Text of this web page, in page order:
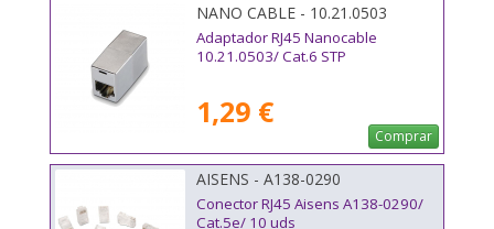
NANO CABLE - 10.21.0503
Adaptador RJ45 Nanocable
10.21.0503/ Cat.6 STP
1,29 €
Comprar
AISENS - A138-0290
Conector RJ45 Aisens A138-0290/
Cat.5e/ 10 uds